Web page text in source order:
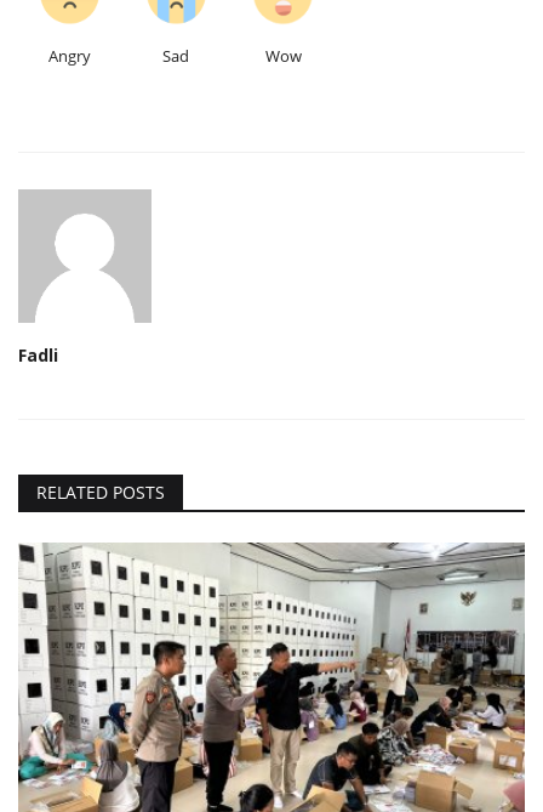
Angry Sad Wow
Fadli
RELATED POSTS